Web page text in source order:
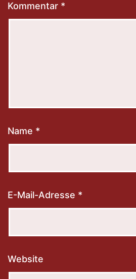
Kommentar *
Name *
E-Mail-Adresse *
Website